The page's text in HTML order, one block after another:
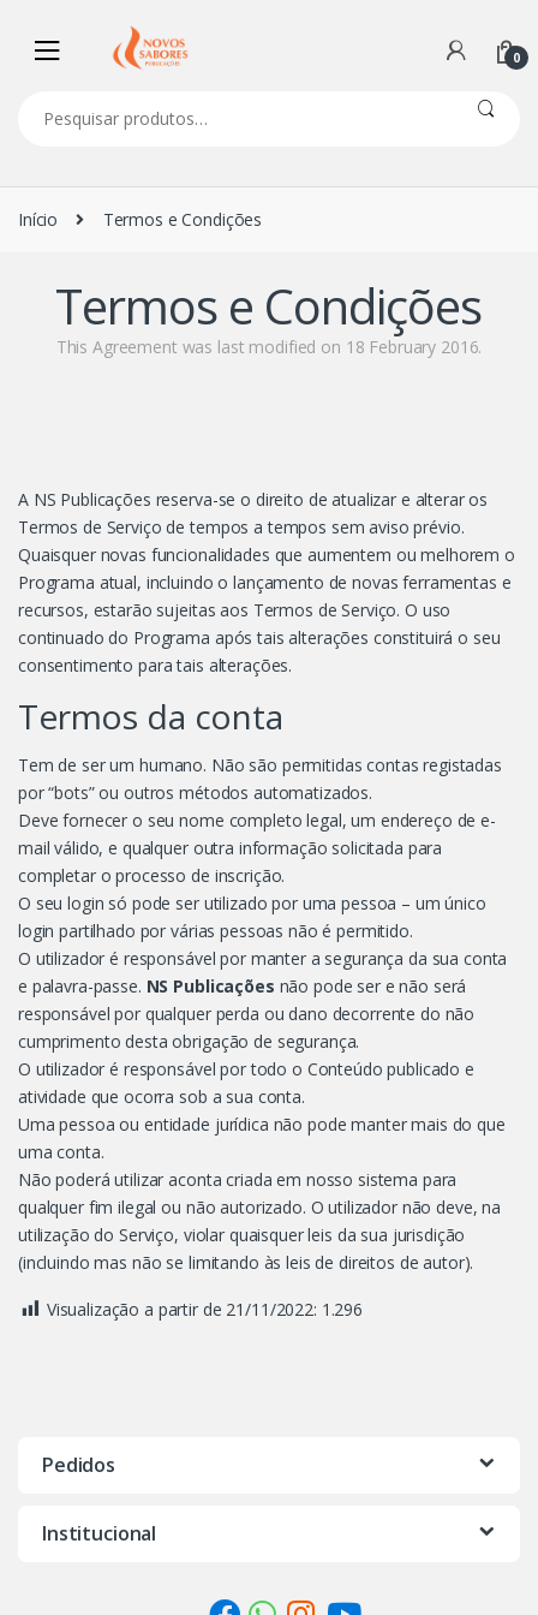
comentários
0
por:
Início Termos e Condições
Termos e Condições
This Agreement was last modified on 18 February 2016.
A NS Publicações reserva-se o direito de atualizar e alterar os
Termos de Serviço de tempos a tempos sem aviso prévio.
Quaisquer novas funcionalidades que aumentem ou melhorem o
Programa atual, incluindo o lançamento de novas ferramentas e
recursos, estarão sujeitas aos Termos de Serviço. O uso
continuado do Programa após tais alterações constituirá o seu
consentimento para tais alterações.
Termos da conta
Tem de ser um humano. Não são permitidas contas registadas
por “bots” ou outros métodos automatizados.
Deve fornecer o seu nome completo legal, um endereço de e-
mail válido, e qualquer outra informação solicitada para
completar o processo de inscrição.
O seu login só pode ser utilizado por uma pessoa – um único
login partilhado por várias pessoas não é permitido.
O utilizador é responsável por manter a segurança da sua conta
e palavra-passe. NS Publicações não pode ser e não será
responsável por qualquer perda ou dano decorrente do não
cumprimento desta obrigação de segurança.
O utilizador é responsável por todo o Conteúdo publicado e
atividade que ocorra sob a sua conta.
Uma pessoa ou entidade jurídica não pode manter mais do que
uma conta.
Não poderá utilizar aconta criada em nosso sistema para
qualquer fim ilegal ou não autorizado. O utilizador não deve, na
utilização do Serviço, violar quaisquer leis da sua jurisdição
(incluindo mas não se limitando às leis de direitos de autor).
Visualização a partir de 21/11/2022: 1.296
Pedidos
Institucional